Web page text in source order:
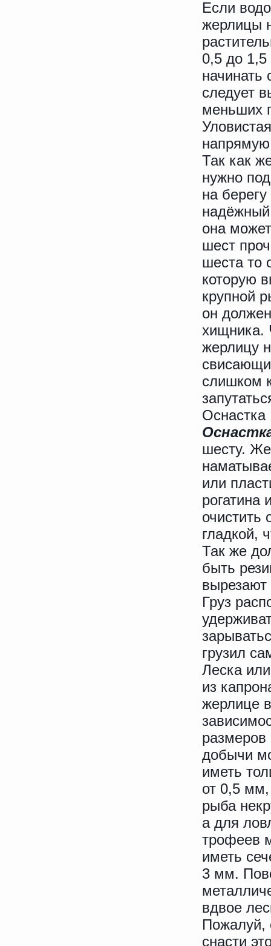
Если
жерлицы
0,5 до
начинать
следует
меньших
напрямую
Так как
нужно
на
надёжный
она
шест
шеста то
которую
крупной
он
хищника.
жерлицу
слишком
Оснастка
шесту.
или
рогатина
очистить
гладкой,
Так же
быть
вырезают
Груз
грузил
Леска
из
жерлице в
размеров
добычи
иметь
от 0,5
рыба
а для
трофеев
иметь
3 мм.
вдвое
Пожалуй,
снасти